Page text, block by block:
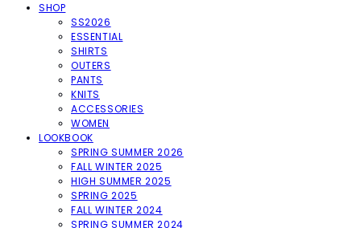
SHOP
SS2026
ESSENTIAL
SHIRTS
OUTERS
PANTS
KNITS
ACCESSORIES
WOMEN
LOOKBOOK
SPRING SUMMER 2026
FALL WINTER 2025
HIGH SUMMER 2025
SPRING 2025
FALL WINTER 2024
SPRING SUMMER 2024